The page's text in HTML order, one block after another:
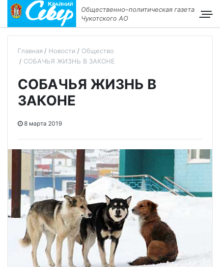
Общественно–политическая газета
Чукотского АО
Главная Новости
Общество
СОБАЧЬЯ ЖИЗНЬ В ЗАКОНЕ
СОБАЧЬЯ ЖИЗНЬ В
ЗАКОНЕ
8 марта 2019